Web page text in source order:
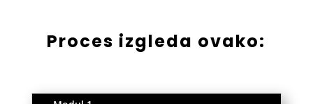
Proces izgleda ovako: